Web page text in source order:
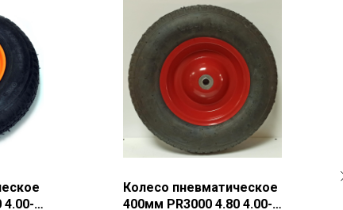
4.00-8
Колесо пневматическое
400мм PR3000 4.80 4.00-8